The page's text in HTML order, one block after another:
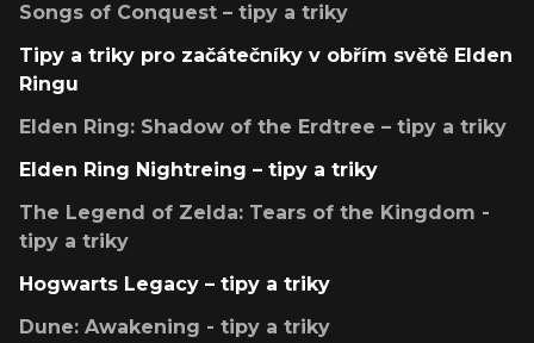
Songs of Conquest – tipy a triky
Tipy a triky pro začátečníky v obřím světě Elden
Ringu
Elden Ring: Shadow of the Erdtree – tipy a triky
Elden Ring Nightreing – tipy a triky
The Legend of Zelda: Tears of the Kingdom -
tipy a triky
Hogwarts Legacy – tipy a triky
Dune: Awakening - tipy a triky